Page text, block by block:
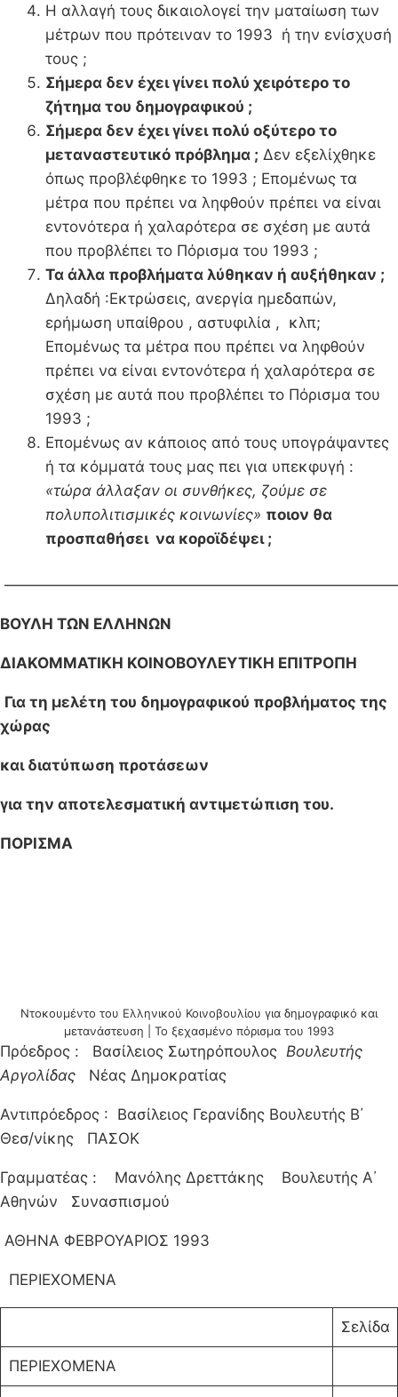
Η αλλαγή τους δικαιολογεί την ματαίωση των
μέτρων που πρότειναν το 1993 ή την ενίσχυσή
τους ;
Σήμερα δεν έχει γίνει πολύ χειρότερο το
ζήτημα του δημογραφικού ;
Σήμερα δεν έχει γίνει πολύ οξύτερο το
μεταναστευτικό πρόβλημα ; Δεν εξελίχθηκε
όπως προβλέφθηκε το 1993 ; Επομένως τα
μέτρα που πρέπει να ληφθούν πρέπει να είναι
εντονότερα ή χαλαρότερα σε σχέση με αυτά
που προβλέπει το Πόρισμα του 1993 ;
Τα άλλα προβλήματα λύθηκαν ή αυξήθηκαν ;
Δηλαδή :Εκτρώσεις, ανεργία ημεδαπών,
ερήμωση υπαίθρου , αστυφιλία , κλπ;
Επομένως τα μέτρα που πρέπει να ληφθούν
πρέπει να είναι εντονότερα ή χαλαρότερα σε
σχέση με αυτά που προβλέπει το Πόρισμα του
1993 ;
Επομένως αν κάποιος από τους υπογράψαντες
ή τα κόμματά τους μας πει για υπεκφυγή :
«τώρα άλλαξαν οι συνθήκες, ζούμε σε
πολυπολιτισμικές κοινωνίες» ποιον θα
προσπαθήσει να κοροϊδέψει ;
ΒΟΥΛΗ ΤΩΝ ΕΛΛΗΝΩΝ
ΔΙΑΚΟΜΜΑΤΙΚΗ ΚΟΙΝΟΒΟΥΛΕΥΤΙΚΗ ΕΠΙΤΡΟΠΗ
Για τη μελέτη του δημογραφικού προβλήματος της
χώρας
και διατύπωση προτάσεων
για την αποτελεσματική αντιμετώπιση του.
ΠΟΡΙΣΜΑ
Ντοκουμέντο του Ελληνικού Κοινοβουλίου για δημογραφικό και
μετανάστευση | Το ξεχασμένο πόρισμα του 1993
Πρόεδρος : Βασίλειος Σωτηρόπουλος Βουλευτής
Αργολίδας Νέας Δημοκρατίας
Αντιπρόεδρος : Βασίλειος Γερανίδης Βουλευτής Β΄
Θεσ/νίκης ΠΑΣΟΚ
Γραμματέας : Μανόλης Δρεττάκης Βουλευτής Α΄
Αθηνών Συνασπισμού
ΑΘΗΝΑ ΦΕΒΡΟΥΑΡΙΟΣ 1993
ΠΕΡΙΕΧΟΜΕΝΑ
Σελίδα
ΠΕΡΙΕΧΟΜΕΝΑ